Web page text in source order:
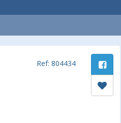
Ref: 804434